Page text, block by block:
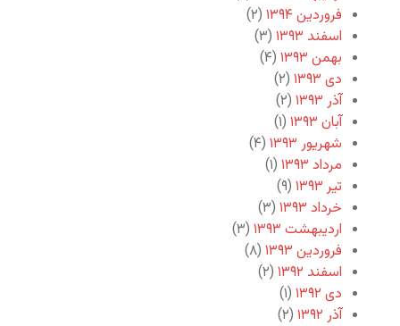
فروردین ۱۳۹۴
(۲)
اسفند ۱۳۹۳
(۳)
بهمن ۱۳۹۳
(۴)
دی ۱۳۹۳
(۲)
آذر ۱۳۹۳
(۲)
آبان ۱۳۹۳
(۱)
شهریور ۱۳۹۳
(۴)
مرداد ۱۳۹۳
(۱)
تیر ۱۳۹۳
(۹)
خرداد ۱۳۹۳
(۳)
اردیبهشت ۱۳۹۳
(۳)
فروردین ۱۳۹۳
(۸)
اسفند ۱۳۹۲
(۲)
دی ۱۳۹۲
(۱)
آذر ۱۳۹۲
(۲)